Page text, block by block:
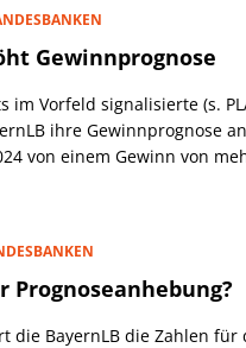
neue Amazon-Kreditkarte.
wird diese ab sofort von
Gewinnprognose
im Vorfeld signalisierte (s.
ihre Gewinnprognose
von einem Gewinn von
Prognoseanhebung?
die BayernLB die Zahlen für